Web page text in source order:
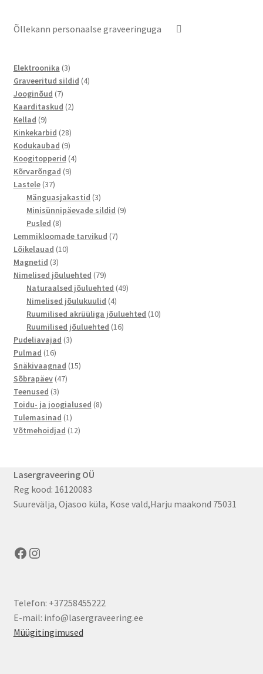
Õllekann personaalse graveeringuga
Elektroonika 33
toodet
Graveeritud sildid 44
Jooginõud 77
toodet
Kaarditaskud 22
Kellad 99
toodet
Kinkekarbid 2828
toodet
Kodukaubad 99
toodet
Koogitopperid 44
Kõrvarõngad 99
Lastele 3737
toodet
Mänguasjakastid 33
toodet
Minisünnipäevade sildid 99
Pusled 88
toodet
Lemmikloomade tarvikud 77
Lõikelauad 1010
Magnetid 33
toodet
Nimelised jõuluehted 7979
toodet
Naturaalsed jõuluehted 4949
Nimelised jõulukuulid 44
toodet
Ruumilised akrüüliga jõuluehted 1010
Ruumilised jõuluehted 1616
Pudeliavajad 33
Pulmad 1616
toodet
Snäkivaagnad 1515
Sõbrapäev 4747
Teenused 33
toodet
Toidu- ja joogialused 88
Tulemasinad 11
toode
Võtmehoidjad 1212
Lasergraveering OÜ
Reg kood: 16120083
Suurevälja, Ojasoo küla, Kose vald,Harju maakond 75031
Facebook
Instagram
Telefon: +37258455222
E-mail: info@lasergraveering.ee
Müügitingimused